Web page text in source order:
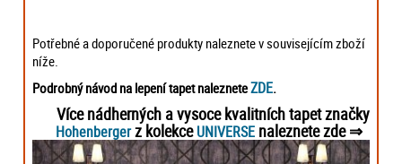
Potřebné a doporučené produkty naleznete v souvisejícím zboží
níže.
Podrobný návod na lepení tapet nalezneteZDE.
Více nádherných a vysoce kvalitních tapet značky
Hohenbergerz kolekceUNIVERSEnaleznete zde ⇒